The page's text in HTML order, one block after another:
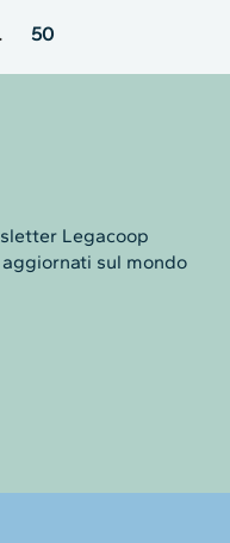
50
Legacoop
sul mondo